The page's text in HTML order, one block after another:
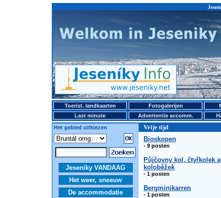
Toerist. landkaarten Fotogalerijen
Last minute
Advertentie accomm.
Het gebied uitkiezen
Vrije tijd
Jeseniky VANDAAG
Het weer, sneeuw
De accommodatie
Bioskopen
- 9 posten
Půjčovny kol, čtyřkolek a
koloběžek
- 1 posten
Bergminikarren
- 1 posten